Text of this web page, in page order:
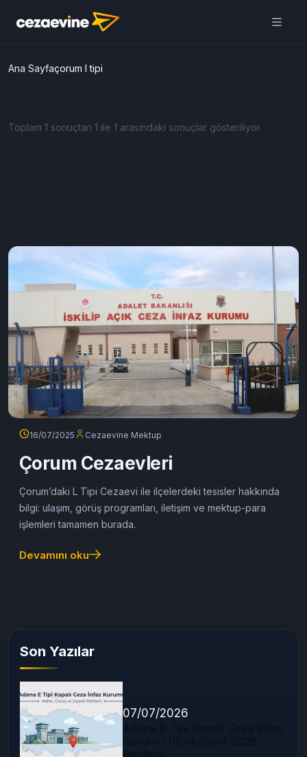
Ana Sayfaçorum l tipi
Toplam 1 sonuçtan 1 ile 1 arasındaki sonuçlar gösteriliyor
16/07/2025 Cezaevine Mektup
Çorum Cezaevleri
Çorum’daki L Tipi Cezaevi ile ilçelerdeki tesisler hakkında
bilgi: ulaşım, görüş programları, iletişim ve mektup-para
işlemleri tamamen burada.
Devamını oku
Son Yazılar
07/07/2026